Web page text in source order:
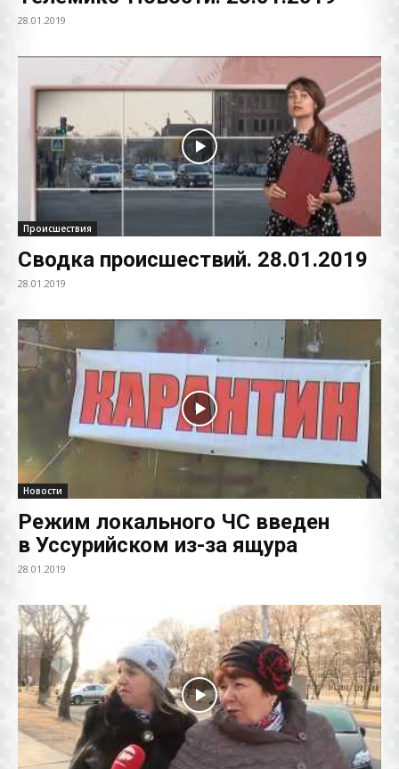
28.01.2019
Происшествия
Сводка происшествий. 28.01.2019
28.01.2019
Новости
Режим локального ЧС введен
в Уссурийском из-за ящура
28.01.2019